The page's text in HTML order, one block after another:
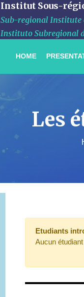
Institut Sous-
Sub-regional Institute
Instituto Subregional
HOME
Les
Etudiants
Aucun